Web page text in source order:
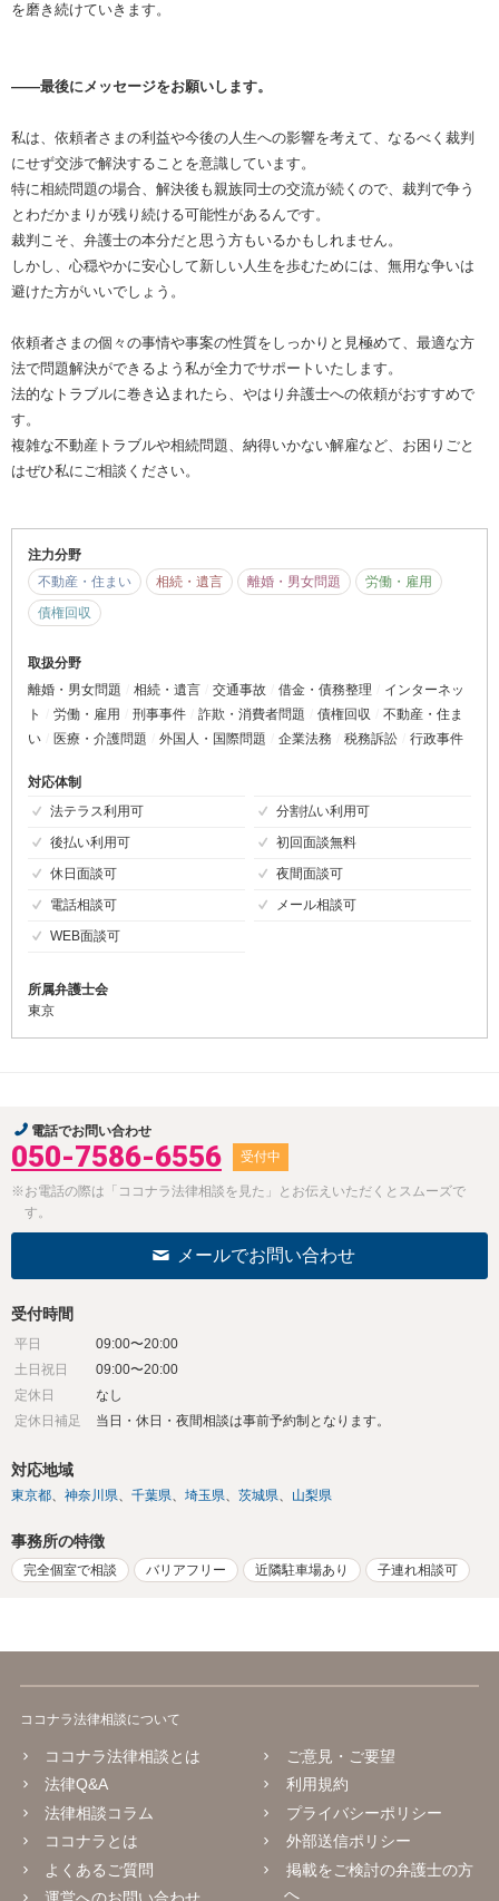
を磨き続けていきます。
――最後にメッセージをお願いします。
私は、依頼者さまの利益や今後の人生への影響を考えて、なるべく裁判
にせず交渉で解決することを意識しています。
特に相続問題の場合、解決後も親族同士の交流が続くので、裁判で争う
とわだかまりが残り続ける可能性があるんです。
裁判こそ、弁護士の本分だと思う方もいるかもしれません。
しかし、心穏やかに安心して新しい人生を歩むためには、無用な争いは
避けた方がいいでしょう。
依頼者さまの個々の事情や事案の性質をしっかりと見極めて、最適な方
法で問題解決ができるよう私が全力でサポートいたします。
法的なトラブルに巻き込まれたら、やはり弁護士への依頼がおすすめで
す。
複雑な不動産トラブルや相続問題、納得いかない解雇など、お困りごと
はぜひ私にご相談ください。
注力分野
不動産・住まい
相続・遺言 離婚・男女問題
労働・雇用
債権回収
取扱分野
離婚・男女問題
相続・遺言 交通事故 借金・債務整理
インターネッ
ト
労働・雇用 刑事事件 詐欺・消費者問題 債権回収
不動産・住ま
い
医療・介護問題 外国人・国際問題 企業法務 税務訴訟 行政事件
対応体制
法テラス利用可
分割払い利用可
後払い利用可
初回面談無料
休日面談可
夜間面談可
電話相談可
メール相談可
WEB面談可
所属弁護士会
東京
電話でお問い合わせ
050-7586-6556 受付中
※お電話の際は「ココナラ法律相談を見た」とお伝えいただくとスムーズで
す。
メールでお問い合わせ
受付時間
平日
09:00〜20:00
土日祝日
09:00〜20:00
定休日
なし
定休日補足
当日・休日・夜間相談は事前予約制となります。
対応地域
東京都 神奈川県 千葉県 埼玉県 茨城県 山梨県
事務所の特徴
完全個室で相談 バリアフリー 近隣駐車場あり 子連れ相談可
ココナラ法律相談について
ココナラ法律相談とは
法律Q&A
法律相談コラム
ココナラとは
よくあるご質問
ご意見・ご要望
利用規約
プライバシーポリシー
外部送信ポリシー
掲載をご検討の弁護士の方
へ